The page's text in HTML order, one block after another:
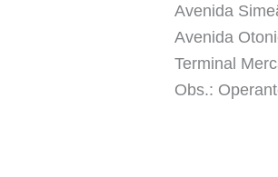
Avenida
Avenida
Terminal
Obs.: